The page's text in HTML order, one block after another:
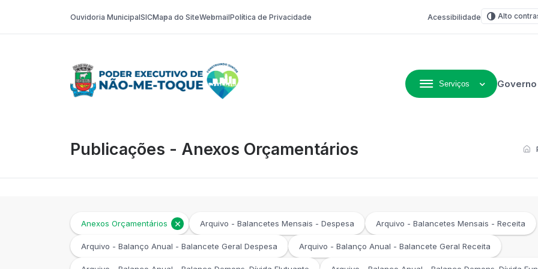
Ouvidoria MunicipalSICMapa do SiteWebmailPolítica de Privacidade Acessibilidade Alto
Serviços Governo
Publicações - Anexos Orçamentários
Anexos Orçamentários Arquivo - Balancetes Mensais - Despesa Arquivo - Balancetes Mensais - Receita
Arquivo - Balanço Anual - Balancete Geral Despesa Arquivo - Balanço Anual - Balancete Geral Receita